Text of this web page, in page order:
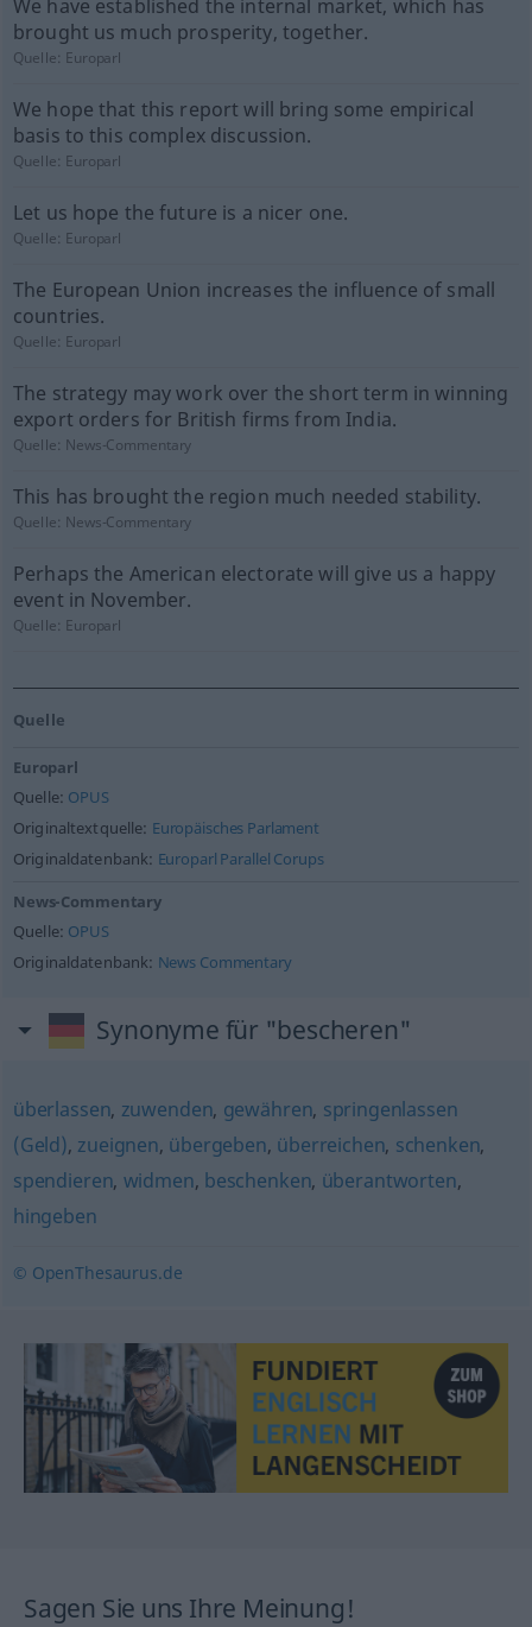
We have established the internal market, which has
brought us much prosperity, together.
Quelle: Europarl
We hope that this report will bring some empirical
basis to this complex discussion.
Quelle: Europarl
Let us hope the future is a nicer one.
Quelle: Europarl
The European Union increases the influence of small
countries.
Quelle: Europarl
The strategy may work over the short term in winning
export orders for British firms from India.
Quelle: News-Commentary
This has brought the region much needed stability.
Quelle: News-Commentary
Perhaps the American electorate will give us a happy
event in November.
Quelle: Europarl
Quelle
Europarl
Quelle: OPUS
Originaltextquelle: Europäisches Parlament
Originaldatenbank: Europarl Parallel Corups
News-Commentary
Quelle: OPUS
Originaldatenbank: News Commentary
Synonyme für "bescheren"
überlassen, zuwenden, gewähren, springenlassen
(Geld), zueignen, übergeben, überreichen, schenken,
spendieren, widmen, beschenken, überantworten,
hingeben
© OpenThesaurus.de
Sagen Sie uns Ihre Meinung!